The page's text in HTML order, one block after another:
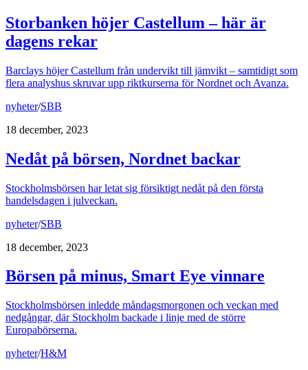
Storbanken höjer Castellum – här är
dagens rekar
Barclays höjer Castellum från undervikt till jämvikt – samtidigt som
flera analyshus skruvar upp riktkurserna för Nordnet och Avanza.
nyheter/SBB
18 december, 2023
Nedåt på börsen, Nordnet backar
Stockholmsbörsen har letat sig försiktigt nedåt på den första
handelsdagen i julveckan.
nyheter/SBB
18 december, 2023
Börsen på minus, Smart Eye vinnare
Stockholmsbörsen inledde måndagsmorgonen och veckan med
nedgångar, där Stockholm backade i linje med de större
Europabörserna.
nyheter/H&M